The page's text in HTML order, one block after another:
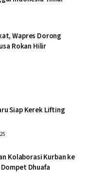
Wapres Dorong
Rokan Hilir
Siap Kerek Lifting
25
Kolaborasi Kurban ke
Dhuafa